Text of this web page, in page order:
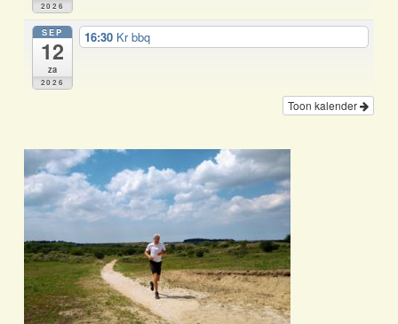
2026
SEP
12
za
2026
16:30 Kr bbq
Toon kalender